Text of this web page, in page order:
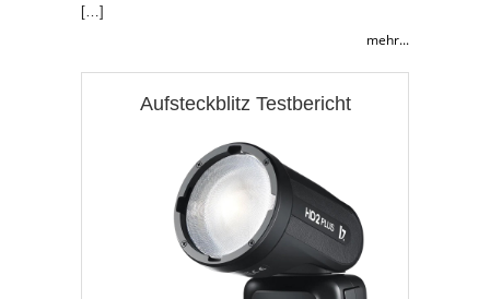
[…]
mehr...
Aufsteckblitz Testbericht